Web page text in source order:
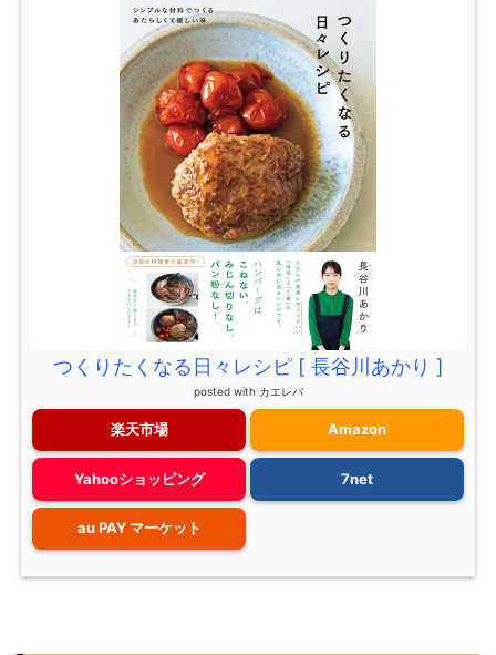
つくりたくなる日々レシピ [ 長谷川あかり ]
posted with カエレバ
楽天市場 Amazon
Yahooショッピング 7net
au PAY マーケット